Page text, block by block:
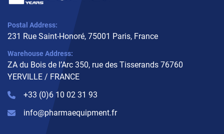
Postal Address:
231 Rue Saint-Honoré, 75001 Paris, France
Warehouse Address:
ZA du Bois de l’Arc 350, rue des Tisserands 76760
YERVILLE / FRANCE
+33 (0)6 10 02 31 93
info@pharmaequipment.fr